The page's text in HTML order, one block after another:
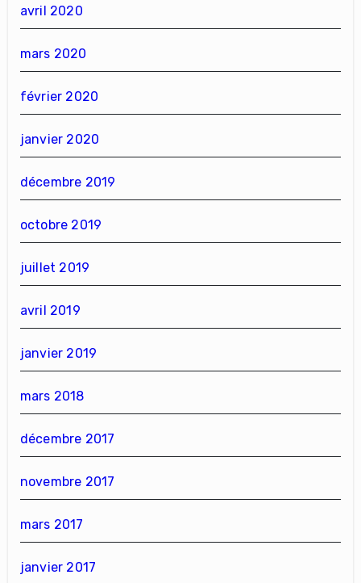
avril 2020
mars 2020
février 2020
janvier 2020
décembre 2019
octobre 2019
juillet 2019
avril 2019
janvier 2019
mars 2018
décembre 2017
novembre 2017
mars 2017
janvier 2017